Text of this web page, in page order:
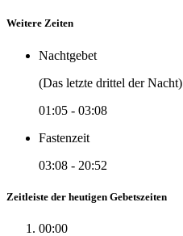
Weitere Zeiten
Nachtgebet
(Das letzte drittel der Nacht)
01:05 - 03:08
Fastenzeit
03:08 - 20:52
Zeitleiste der heutigen Gebetszeiten
00:00